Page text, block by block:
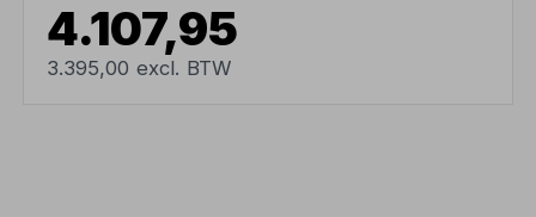
4.107,95
3.395,00 excl. BTW